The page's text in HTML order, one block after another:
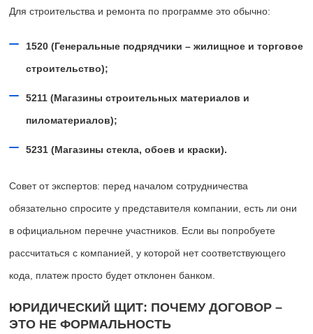
Для строительства и ремонта по программе это обычно:
1520 (Генеральные подрядчики – жилищное и торговое
строительство);
5211 (Магазины строительных материалов и
пиломатериалов);
5231 (Магазины стекла, обоев и краски).
Совет от экспертов: перед началом сотрудничества
обязательно спросите у представителя компании, есть ли они
в официальном перечне участников. Если вы попробуете
рассчитаться с компанией, у которой нет соответствующего
кода, платеж просто будет отклонен банком.
ЮРИДИЧЕСКИЙ ЩИТ: ПОЧЕМУ ДОГОВОР –
ЭТО НЕ ФОРМАЛЬНОСТЬ